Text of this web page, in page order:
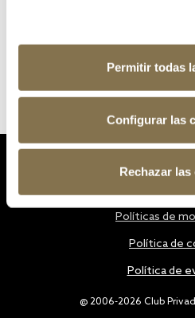
Permitir todas
Configurar las
Rechazar
@ 2006-2026 Club
Políticas de
Política de
Política de